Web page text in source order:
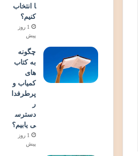
ا انتخاب
کنیم؟
1 روز
پیش
چگونه
به کتاب
های
کمیاب و
پرطرفدا
ر
دسترس
ی یابیم؟
1 روز
پیش